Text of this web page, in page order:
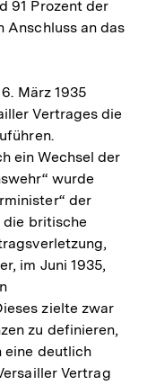
91 Prozent der
Anschluss an das
März 1935
Vertrages die
ein Wechsel der
wurde
der
die britische
im Juni 1935,
zielte zwar
zu definieren,
eine deutlich
Vertrag